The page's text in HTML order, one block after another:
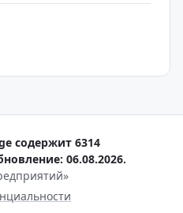
содержит 6314
06.08.2026.